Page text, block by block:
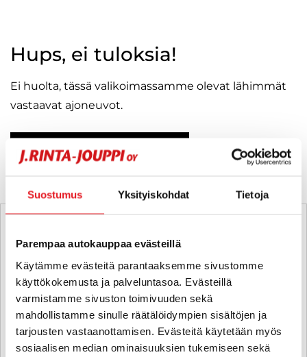
Suostumus Yksityiskohdat Tietoja
Parempaa autokauppaa evästeillä
Käytämme evästeitä parantaaksemme sivustomme
käyttökokemusta ja palveluntasoa. Evästeillä
varmistamme sivuston toimivuuden sekä
mahdollistamme sinulle räätälöidympien sisältöjen ja
tarjousten vastaanottamisen. Evästeitä käytetään myös
sosiaalisen median ominaisuuksien tukemiseen sekä
Hups, ei tuloksia!
Ei huolta, tässä valikoimassamme olevat lähimmät
vastaavat ajoneuvot.